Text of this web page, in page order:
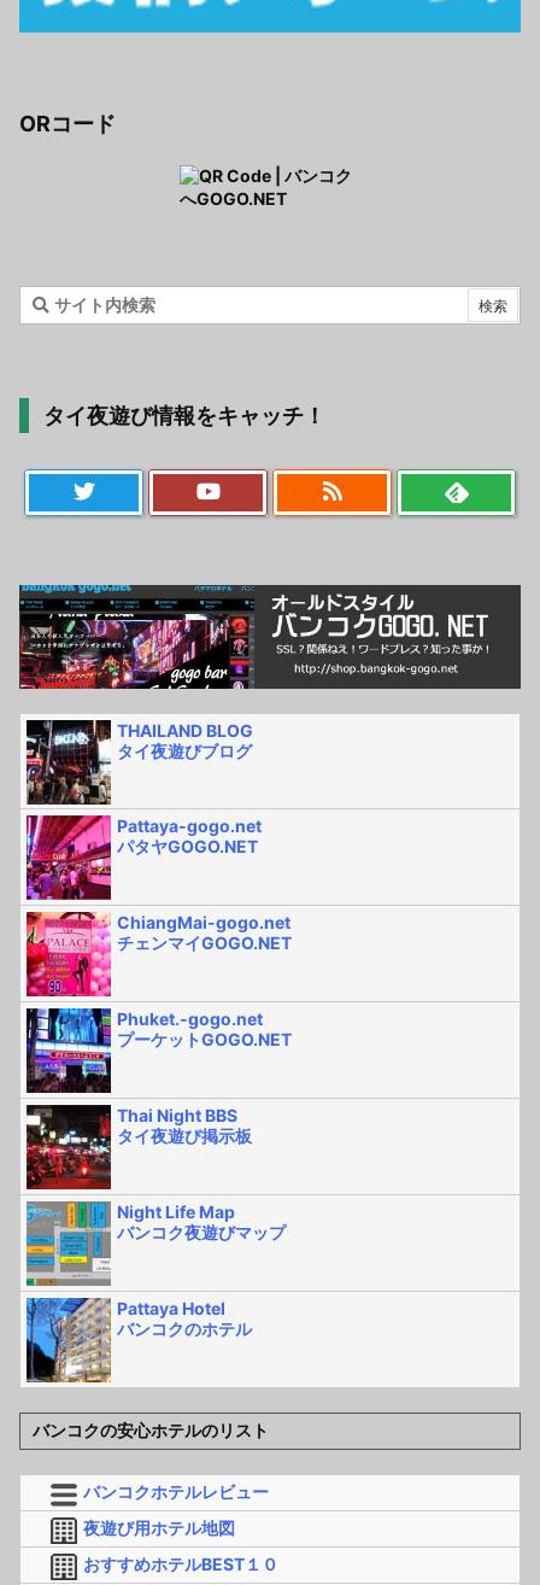
ORコード
タイ夜遊び情報をキャッチ！
THAILAND BLOG
タイ夜遊びブログ
Pattaya-gogo.net
パタヤGOGO.NET
ChiangMai-gogo.net
チェンマイGOGO.NET
Phuket.-gogo.net
プーケットGOGO.NET
Thai Night BBS
タイ夜遊び掲示板
Night Life Map
バンコク夜遊びマップ
Pattaya Hotel
バンコクのホテル
バンコクの安心ホテルのリスト
バンコクホテルレビュー
夜遊び用ホテル地図
おすすめホテルBEST１０